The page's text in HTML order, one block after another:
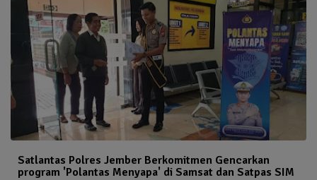
Satlantas Polres Jember Berkomitmen Gencarkan
program 'Polantas Menyapa' di Samsat dan Satpas SIM